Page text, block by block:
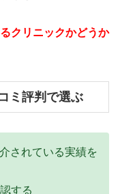
クリニックかどうか
ミ評判で選ぶ
されている実績を
する